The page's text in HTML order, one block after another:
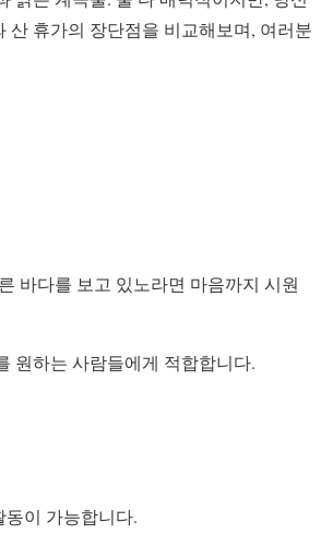
산 휴가의 장단점을 비교해보며, 여러분
바다를 보고 있노라면 마음까지 시원
원하는 사람들에게 적합합니다.
이 가능합니다.